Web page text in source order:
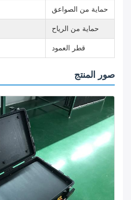
حماية من الصواعق
حماية من الرياح
قطر العمود
صور المنتج